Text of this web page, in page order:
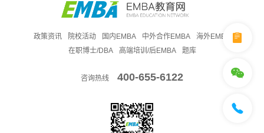
政策资讯 院校活动 国内EMBA 中外合作EMBA
海外EMBA
在职博士/DBA
高端培训/后EMBA 题库
咨询热线 400-655-6122